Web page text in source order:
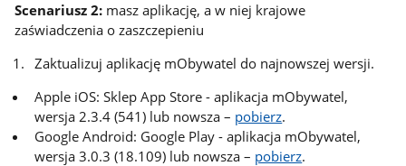
Scenariusz 2: masz aplikację, a w niej krajowe
zaświadczenia o zaszczepieniu
Zaktualizuj aplikację mObywatel do najnowszej wersji.
Apple iOS: Sklep App Store - aplikacja mObywatel,
wersja 2.3.4 (541) lub nowsza – pobierz.
Google Android: Google Play - aplikacja mObywatel,
wersja 3.0.3 (18.109) lub nowsza – pobierz.